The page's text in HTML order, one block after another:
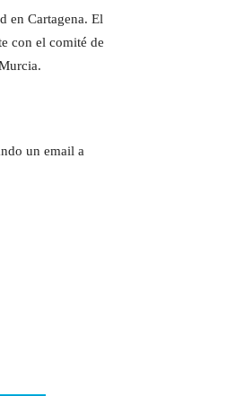
en Cartagena. El
con el comité de
un email a